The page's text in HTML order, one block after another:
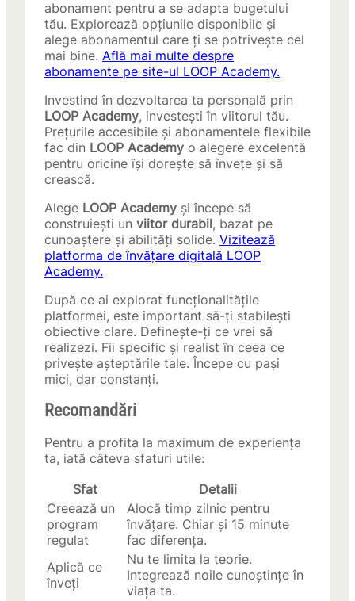
abonament pentru a se adapta bugetului
tău. Explorează opțiunile disponibile și
alege abonamentul care ți se potrivește cel
mai bine. Află mai multe despre
abonamente pe site-ul LOOP Academy.
Investind în dezvoltarea ta personală prin
LOOP Academy, investești în viitorul tău.
Prețurile accesibile și abonamentele flexibile
fac din LOOP Academy o alegere excelentă
pentru oricine își dorește să învețe și să
crească.
Alege LOOP Academy și începe să
construiești un viitor durabil, bazat pe
cunoaștere și abilități solide. Vizitează
platforma de învățare digitală LOOP
Academy.
După ce ai explorat funcționalitățile
platformei, este important să-ți stabilești
obiective clare. Definește-ți ce vrei să
realizezi. Fii specific și realist în ceea ce
privește așteptările tale. Începe cu pași
mici, dar constanți.
Recomandări
Pentru a profita la maximum de experiența
ta, iată câteva sfaturi utile:
Sfat
Detalii
Creează un
program
regulat
Alocă timp zilnic pentru
învățare. Chiar și 15 minute
fac diferența.
Aplică ce
înveți
Nu te limita la teorie.
Integrează noile cunoștințe în
viața ta.